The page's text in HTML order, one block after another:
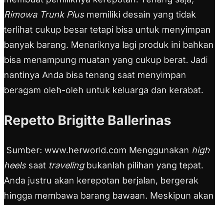
Rimowa Trunk Plusmemiliki desain yang tidak
terlihat cukup besar tetapi bisa untuk menyimpan
banyak barang. Menariknya lagi produk ini bahkan
bisa menampung muatan yang cukup berat. Jadi
nantinya Anda bisa tenang saat menyimpan
beragam oleh-oleh untuk keluarga dan kerabat.
Repetto Brigitte Ballerinas
Sumber: www.herworld.com Menggunakan high
heelssaat travelingbukanlah pilihan yang tepat.
Anda justru akan kerepotan berjalan, bergerak
hingga membawa barang bawaan. Meskipun akan